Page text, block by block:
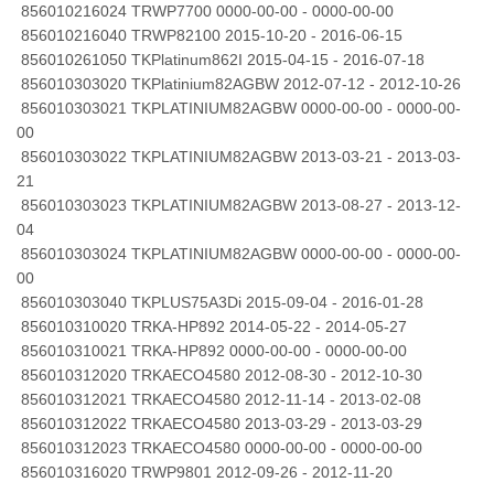
856010216024 TRWP7700 0000-00-00 - 0000-00-00
856010216040 TRWP82100 2015-10-20 - 2016-06-15
856010261050 TKPlatinum862I 2015-04-15 - 2016-07-18
856010303020 TKPlatinium82AGBW 2012-07-12 - 2012-10-26
856010303021 TKPLATINIUM82AGBW 0000-00-00 - 0000-00-
00
856010303022 TKPLATINIUM82AGBW 2013-03-21 - 2013-03-
21
856010303023 TKPLATINIUM82AGBW 2013-08-27 - 2013-12-
04
856010303024 TKPLATINIUM82AGBW 0000-00-00 - 0000-00-
00
856010303040 TKPLUS75A3Di 2015-09-04 - 2016-01-28
856010310020 TRKA-HP892 2014-05-22 - 2014-05-27
856010310021 TRKA-HP892 0000-00-00 - 0000-00-00
856010312020 TRKAECO4580 2012-08-30 - 2012-10-30
856010312021 TRKAECO4580 2012-11-14 - 2013-02-08
856010312022 TRKAECO4580 2013-03-29 - 2013-03-29
856010312023 TRKAECO4580 0000-00-00 - 0000-00-00
856010316020 TRWP9801 2012-09-26 - 2012-11-20